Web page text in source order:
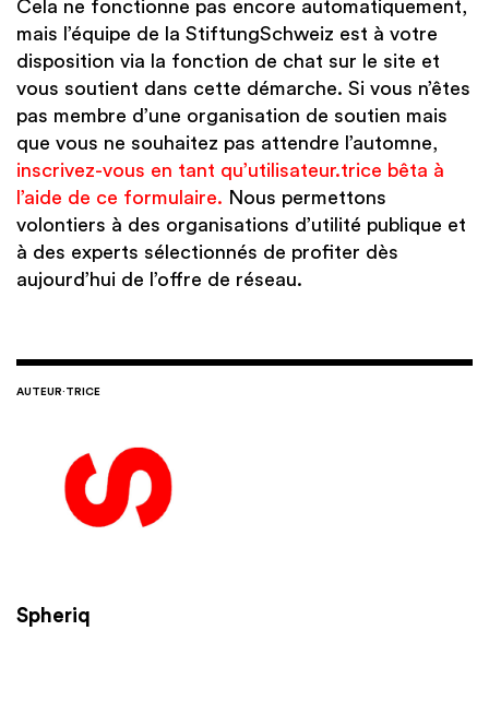
Cela ne fonctionne pas encore automatiquement,
mais l’équipe de la StiftungSchweiz est à votre
disposition via la fonction de chat sur le site et
vous soutient dans cette démarche. Si vous n’êtes
pas membre d’une organisation de soutien mais
que vous ne souhaitez pas attendre l’automne,
inscrivez-vous en tant qu’utilisateur.trice bêta à
l’aide de ce formulaire. Nous permettons
volontiers à des organisations d’utilité publique et
à des experts sélectionnés de profiter dès
aujourd’hui de l’offre de réseau.
AUTEUR·TRICE
Spheriq